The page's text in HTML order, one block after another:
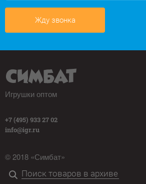
Жду звонка
Игрушки оптом
+7 (495) 933 27 02
info@igr.ru
© 2018 «Симбат»